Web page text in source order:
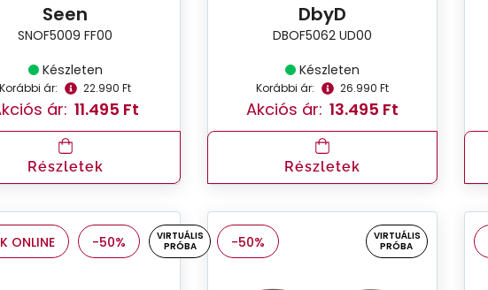
Seen
SNOF5009 FF00
Készleten
Korábbi ár: 22.990 Ft
ár: 11.495 Ft
Részletek
DbyD
DBOF5062 UD00
Készleten
Korábbi ár: 26.990 Ft
Akciós ár: 13.495 Ft
Részletek
ONLINE -50%
VIRTUÁLIS
PRÓBA
-50%
VIRTUÁLIS
PRÓBA